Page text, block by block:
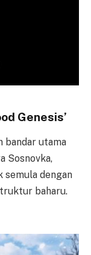
Genesis’
bandar utama
Sosnovka,
semula dengan
baharu.